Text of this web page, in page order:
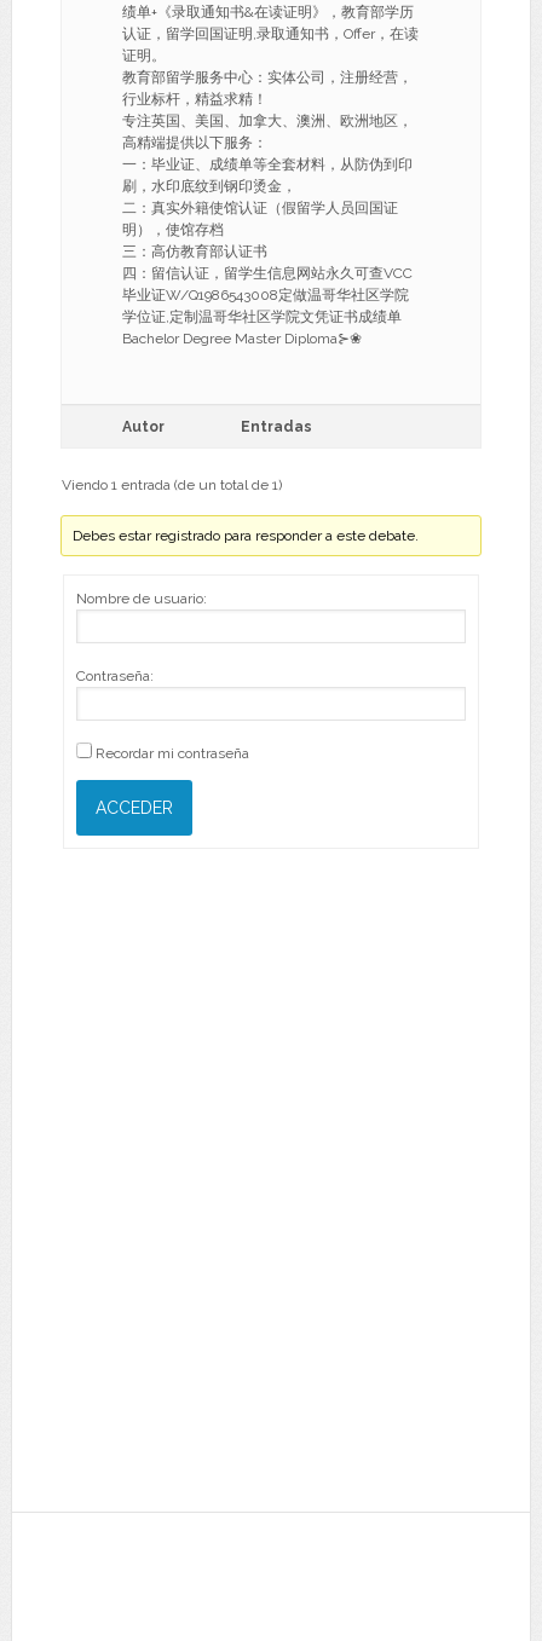
绩单+《录取通知书&在读证明》，教育部学历
认证，留学回国证明,录取通知书，Offer，在读
证明。
教育部留学服务中心：实体公司，注册经营，
行业标杆，精益求精！
专注英国、美国、加拿大、澳洲、欧洲地区，
高精端提供以下服务：
一：毕业证、成绩单等全套材料，从防伪到印
刷，水印底纹到钢印烫金，
二：真实外籍使馆认证（假留学人员回国证
明），使馆存档
三：高仿教育部认证书
四：留信认证，留学生信息网站永久可查VCC
毕业证W/Q1986543008定做温哥华社区学院
学位证,定制温哥华社区学院文凭证书成绩单
Bachelor Degree Master Diploma⊱❀
Autor Entradas
Viendo 1 entrada (de un total de 1)
Debes estar registrado para responder a este debate.
Nombre de usuario:
Contraseña:
Recordar mi contraseña
ACCEDER